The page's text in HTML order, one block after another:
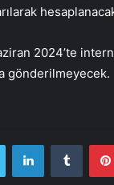
2024’te
gönderilmeyecek.
Twitter LinkedIn